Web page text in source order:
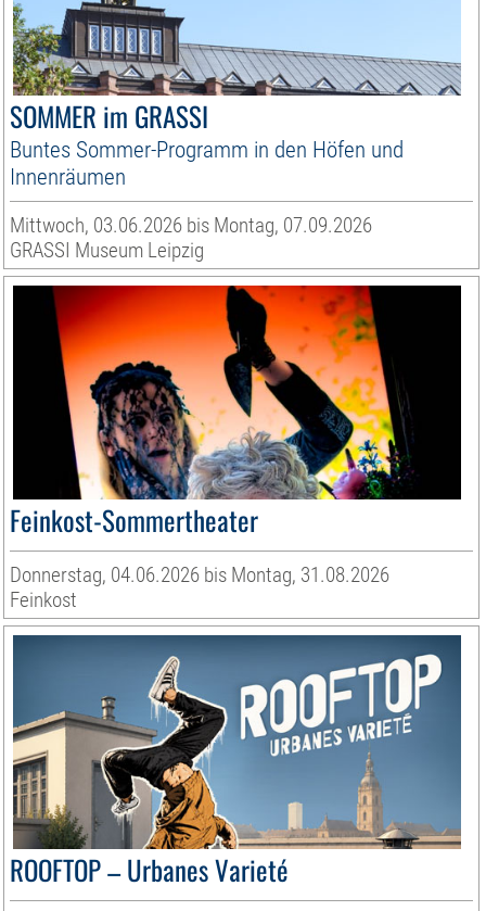
SOMMER im GRASSI
Buntes Sommer-Programm in den Höfen und
Innenräumen
Mittwoch, 03.06.2026 bis Montag, 07.09.2026
GRASSI Museum Leipzig
Feinkost-Sommertheater
Donnerstag, 04.06.2026 bis Montag, 31.08.2026
Feinkost
ROOFTOP – Urbanes Varieté